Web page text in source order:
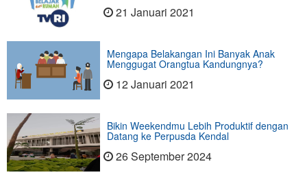
21 Januari 2021
Mengapa Belakangan Ini Banyak Anak
Menggugat Orangtua Kandungnya?
12 Januari 2021
Bikin Weekendmu Lebih Produktif dengan
Datang ke Perpusda Kendal
26 September 2024